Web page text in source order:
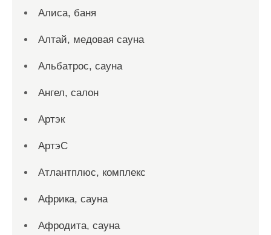
Алиса, баня
Алтай, медовая сауна
Альбатрос, сауна
Ангел, салон
Артэк
АртэС
Атлантплюс, комплекс
Африка, сауна
Афродита, сауна